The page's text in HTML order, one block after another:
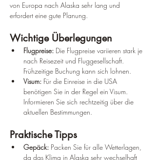
von Europa nach Alaska sehr lang und
erfordert eine gute Planung.
Wichtige Überlegungen
Flugpreise: Die Flugpreise variieren stark je
nach Reisezeit und Fluggesellschaft.
Frühzeitige Buchung kann sich lohnen.
Visum: Für die Einreise in die USA
benötigen Sie in der Regel ein Visum.
Informieren Sie sich rechtzeitig über die
aktuellen Bestimmungen.
Praktische Tipps
Gepäck: Packen Sie für alle Wetterlagen,
da das Klima in Alaska sehr wechselhaft